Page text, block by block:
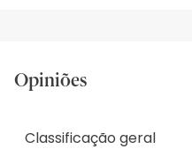
Opiniões
Classificação geral